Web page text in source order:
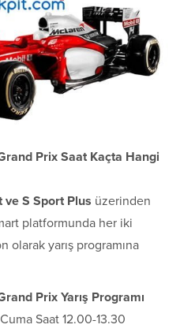
Prix Saat Kaçta Hangi
ve S Sport Plus üzerinden
platformunda her iki
olarak yarış programına
Prix Yarış Programı
Saat 12.00-13.30